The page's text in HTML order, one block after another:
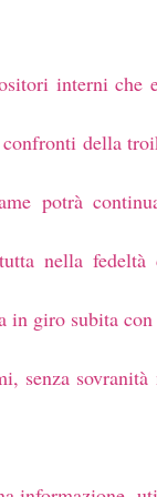
interni
della
potrà
nella
in giro subita
senza